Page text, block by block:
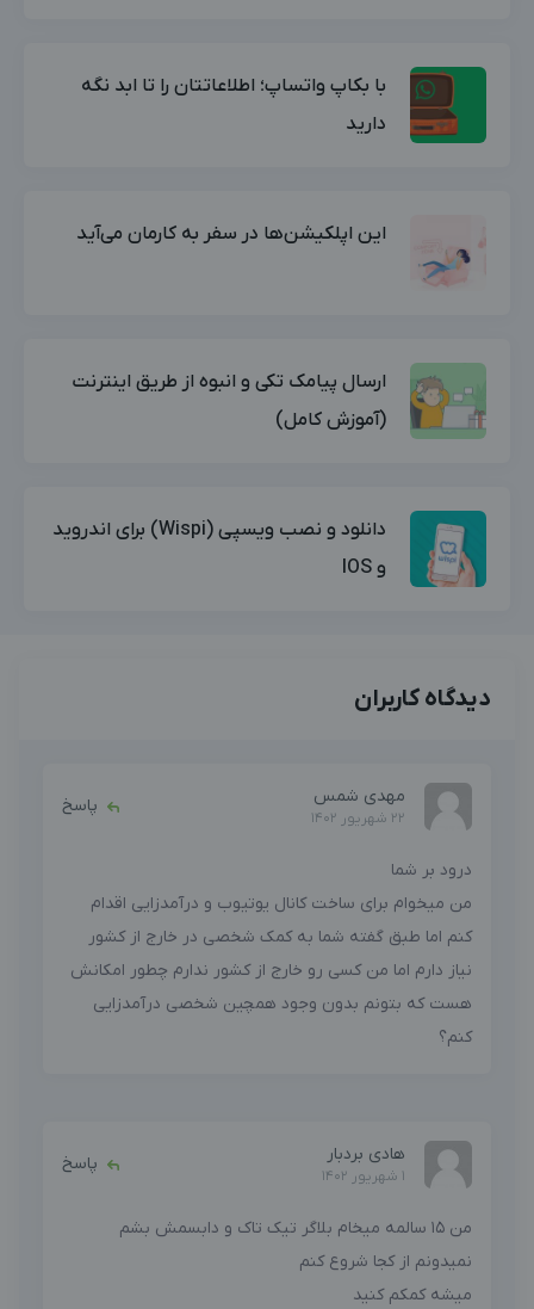
با بکاپ واتساپ؛ اطلاعاتتان را تا ابد نگه
دارید
این اپلکیشن‌ها در سفر به کارمان می‌آید
ارسال پیامک تکی و انبوه از طریق اینترنت
(آموزش کامل)
دانلود و نصب ویسپی (Wispi) برای اندروید
و IOS
دیدگاه کاربران
مهدی شمس
22 شهریور 1402
پاسخ
درود بر شما
من میخوام برای ساخت کانال یوتیوب و درآمدزایی اقدام
کنم اما طبق گفته شما به کمک شخصی در خارج از کشور
نیاز دارم اما من کسی رو خارج از کشور ندارم چطور امکانش
هست که بتونم بدون وجود همچین شخصی درآمدزایی
کنم؟
هادی بردبار
1 شهریور 1402
پاسخ
من ۱۵ سالمه میخام بلاگر تیک تاک و دابسمش بشم
نمیدونم از کجا شروع کنم
میشه کمکم کنید